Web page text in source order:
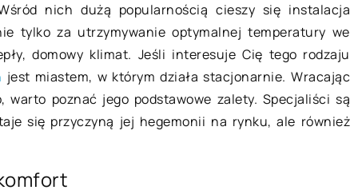
nich dużą popularnością cieszy się instalacja
tylko za utrzymywanie optymalnej temperatury we
domowy klimat. Jeśli interesuje Cię tego rodzaju
jest miastem, w którym działa stacjonarnie. Wracając
warto poznać jego podstawowe zalety. Specjaliści są
się przyczyną jej hegemonii na rynku, ale również